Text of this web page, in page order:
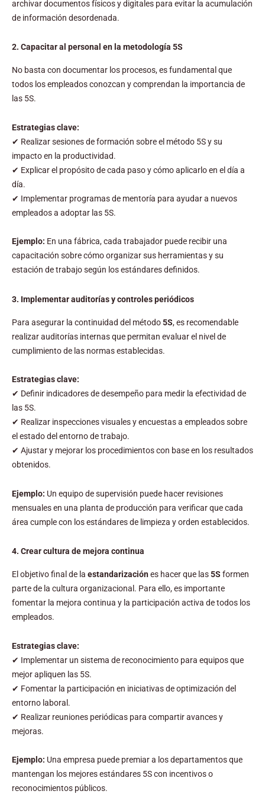
archivar documentos físicos y digitales para evitar la acumulación
de información desordenada.
2. Capacitar al personal en la metodología 5S
No basta con documentar los procesos, es fundamental que
todos los empleados conozcan y comprendan la importancia de
las 5S.
Estrategias clave:
✔ Realizar sesiones de formación sobre el método 5S y su
impacto en la productividad.
✔ Explicar el propósito de cada paso y cómo aplicarlo en el día a
día.
✔ Implementar programas de mentoría para ayudar a nuevos
empleados a adoptar las 5S.
Ejemplo: En una fábrica, cada trabajador puede recibir una
capacitación sobre cómo organizar sus herramientas y su
estación de trabajo según los estándares definidos.
3. Implementar auditorías y controles periódicos
Para asegurar la continuidad del método5S, es recomendable
realizar auditorías internas que permitan evaluar el nivel de
cumplimiento de las normas establecidas.
Estrategias clave:
✔ Definir indicadores de desempeño para medir la efectividad de
las 5S.
✔ Realizar inspecciones visuales y encuestas a empleados sobre
el estado del entorno de trabajo.
✔ Ajustar y mejorar los procedimientos con base en los resultados
obtenidos.
Ejemplo: Un equipo de supervisión puede hacer revisiones
mensuales en una planta de producción para verificar que cada
área cumple con los estándares de limpieza y orden establecidos.
4. Crear cultura de mejora continua
El objetivo final de la estandarizaciónes hacer que las5S formen
parte de la cultura organizacional. Para ello, es importante
fomentar la mejora continua y la participación activa de todos los
empleados.
Estrategias clave:
✔ Implementar un sistema de reconocimiento para equipos que
mejor apliquen las 5S.
✔ Fomentar la participación en iniciativas de optimización del
entorno laboral.
✔ Realizar reuniones periódicas para compartir avances y
mejoras.
Ejemplo: Una empresa puede premiar a los departamentos que
mantengan los mejores estándares 5S con incentivos o
reconocimientos públicos.